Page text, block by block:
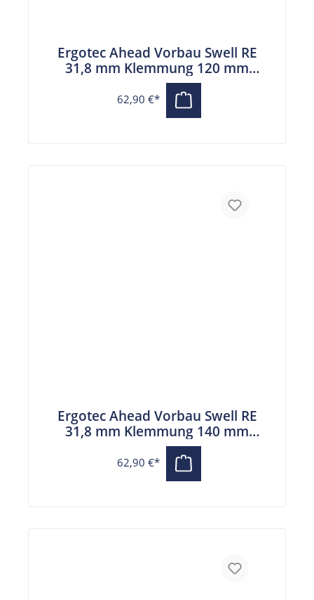
Ergotec Ahead Vorbau Swell RE
31,8 mm Klemmung 120 mm
Auslage schwarz
62,90 €*
Ergotec Ahead Vorbau Swell RE
31,8 mm Klemmung 140 mm
Auslage schwarz
62,90 €*